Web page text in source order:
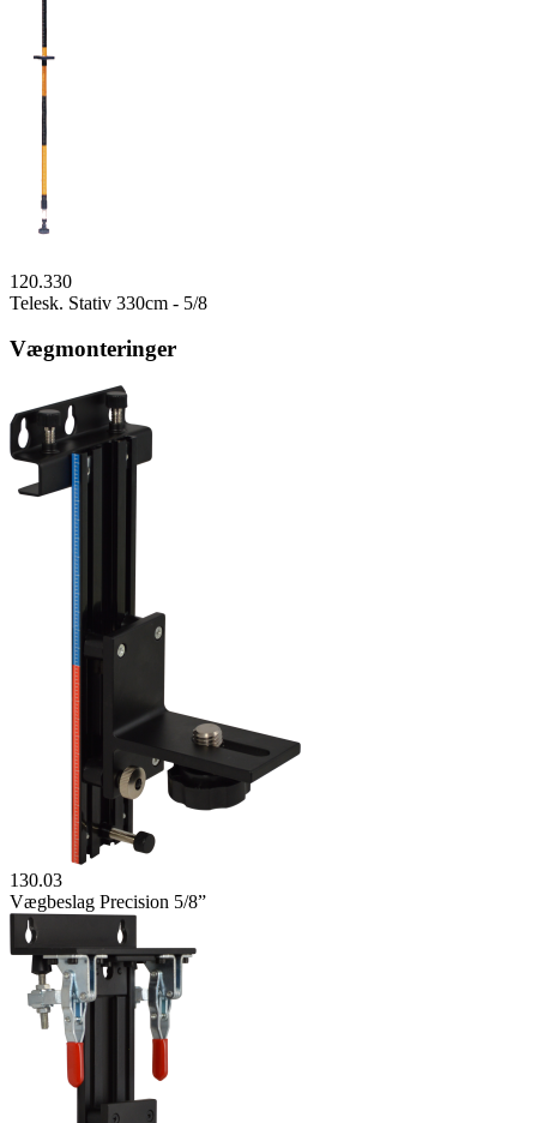
120.330
Telesk. Stativ 330cm - 5/8
Vægmonteringer
130.03
Vægbeslag Precision 5/8”